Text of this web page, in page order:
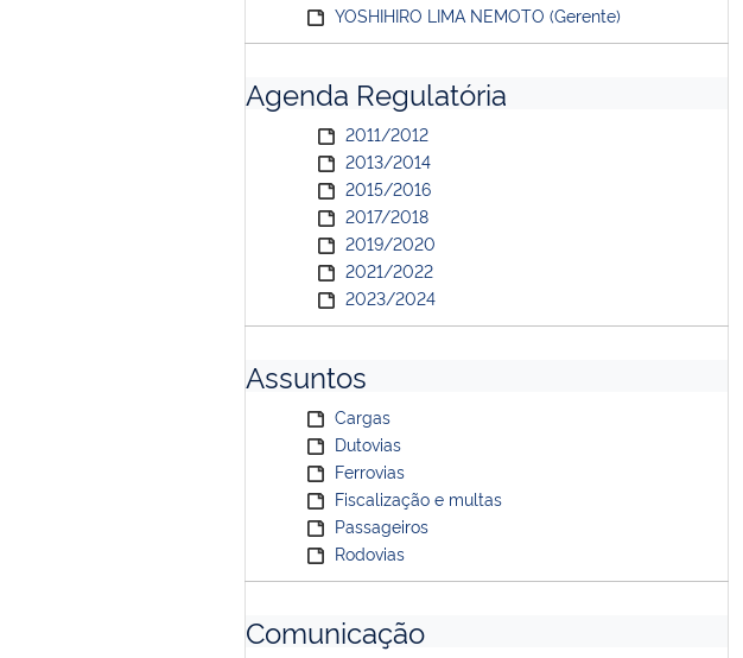
YOSHIHIRO LIMA NEMOTO (Gerente)
Agenda Regulatória
2011/2012
2013/2014
2015/2016
2017/2018
2019/2020
2021/2022
2023/2024
Assuntos
Cargas
Dutovias
Ferrovias
Fiscalização e multas
Passageiros
Rodovias
Comunicação